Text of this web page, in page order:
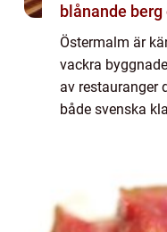
blånande
Östermalm är
vackra
av restauranger
både svenska